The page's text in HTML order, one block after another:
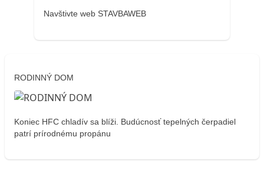
Navštivte web STAVBAWEB
RODINNÝ DOM
Koniec HFC chladív sa blíži. Budúcnosť tepelných čerpadiel
patrí prírodnému propánu